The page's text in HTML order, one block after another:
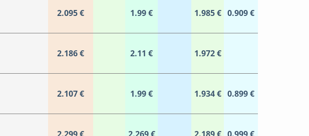
2.095 € 1.99 € 1.985 € 0.909 €
2.186 € 2.11 € 1.972 €
2.107 € 1.99 € 1.934 € 0.899 €